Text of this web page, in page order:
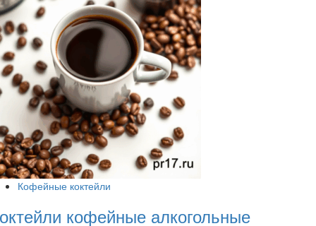
Кофейные коктейли
кофейные алкогольные